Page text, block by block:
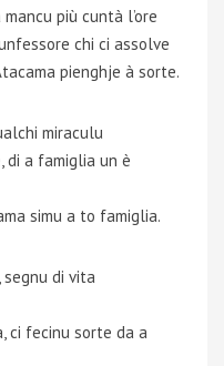
più cuntà l’ore
chi ci assolve
pienghje à sorte.
miraculu
di a famiglia un è
simu a to famiglia.
segnu di vita
ci fecinu sorte da a